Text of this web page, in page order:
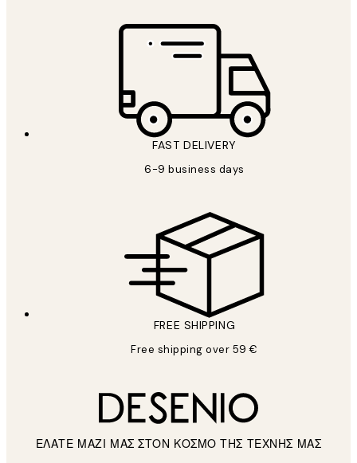
FAST DELIVERY
6-9 business days
FREE SHIPPING
Free shipping over 59 €
ΕΛΑΤΕ ΜΑΖΙ ΜΑΣ ΣΤΟΝ ΚΟΣΜΟ ΤΗΣ ΤΕΧΝΗΣ ΜΑΣ